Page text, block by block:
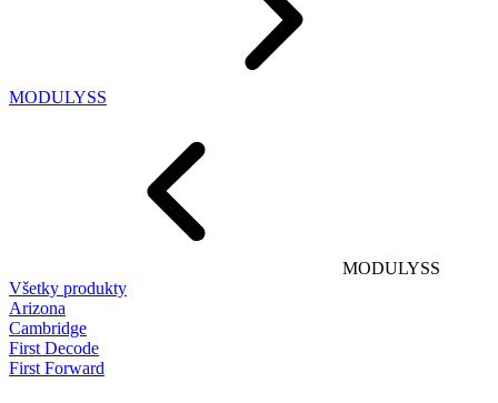
MODULYSS
MODULYSS
Všetky produkty
Arizona
Cambridge
First Decode
First Forward